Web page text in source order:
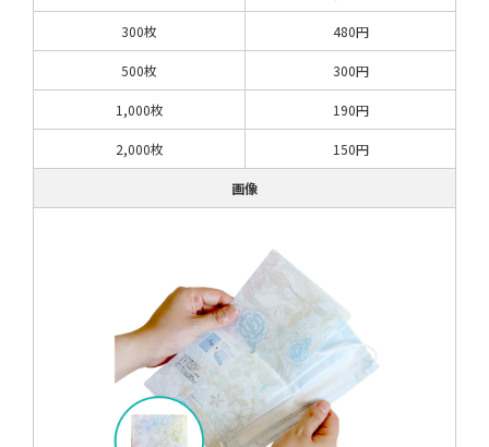
300枚 480円
500枚 300円
1,000枚 190円
2,000枚 150円
画像